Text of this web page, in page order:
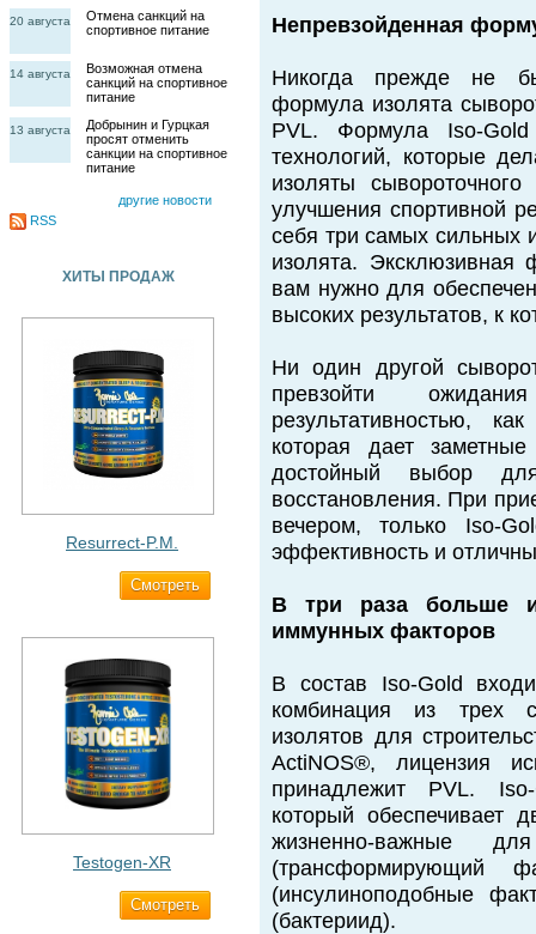
20 августа
Отмена санкций на
спортивное питание
14 августа
Возможная отмена
санкций на спортивное
питание
13 августа
Добрынин и Гурцкая
просят отменить
санкции на спортивное
питание
другие новости
RSS
ХИТЫ ПРОДАЖ
Resurrect-P.M.
Cмотреть
Testogen-XR
Cмотреть
Непревзойденная
Никогда прежде не
формула изолята
PVL. Формула Iso-
технологий, которые
изоляты
улучшения спортивной
себя три самых сильных
изолята.
вам нужно для
высоких результатов, к
Ни один другой
превзойти
результативностью,
которая дает
достойный выбор
восстановления. При
вечером, только Iso-
эффективность и
В три раза больше
иммунных факторов
В состав Iso-Gold
комбинация из трех
изолятов для
ActiNOS®, лицензия
принадлежит PVL.
который обеспечивает
жизненно-важные
(инсулиноподобные
(бактериид).